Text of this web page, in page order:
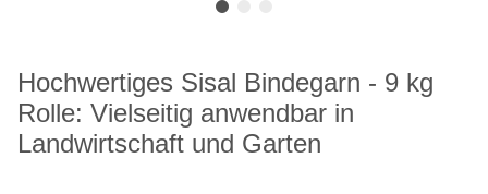
Hochwertiges Sisal Bindegarn - 9 kg
Rolle: Vielseitig anwendbar in
Landwirtschaft und Garten